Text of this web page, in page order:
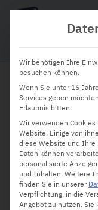
Top 10
Sicherheit
Schützen
unterwegs
Wir benötigen Ihre
besuchen können.
Wenn Sie unter 16
Services geben
Erlaubnis bitten.
Wir verwenden
Website. Einige von
diese Website und Ihre
Daten können
personalisierte
und Inhalten. Weitere
finden Sie in unserer
Verpflichtung, in die
Angebot zu nutzen. Sie